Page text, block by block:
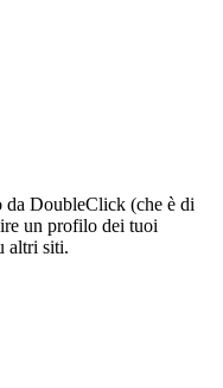
da DoubleClick (che è di
un profilo dei tuoi
altri siti.